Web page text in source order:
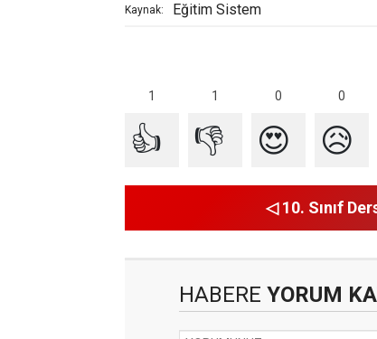
Kaynak: Eğitim Sistem
1 1 0 0
👍 👎 😍 😥
◁ 10. Sınıf
HABERE YORUM